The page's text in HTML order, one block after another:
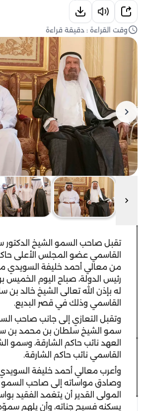
وقت القراءة : دقيقة قراءة
تقبل صاحب السمو الشيخ
القاسمي عضو المجلس الأعلى
من معالي أحمد خليفة السويدي
رئيس الدولة، صباح اليوم الخميس
له بإذن الله تعالى الشيخ خالد
القاسمي وذلك في قصر البديع.
وتقبل التعازي إلى جانب صاحب
سمو الشيخ سلطان بن محمد بن
العهد نائب حاكم الشارقة، وسمو
القاسمي نائب حاكم الشارقة.
وأعرب معالي أحمد خليفة
وصادق مواساته إلى صاحب السمو
المولى القدير أن يتغمد الفقيد
يسكنه فسيح جناته، وأن يلهم سموّه